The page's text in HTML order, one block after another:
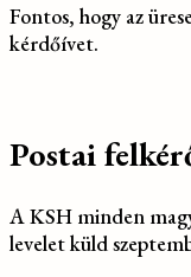
Fontos, hogy az
kérdőívet.
Postai
A KSH minden
levelet küld